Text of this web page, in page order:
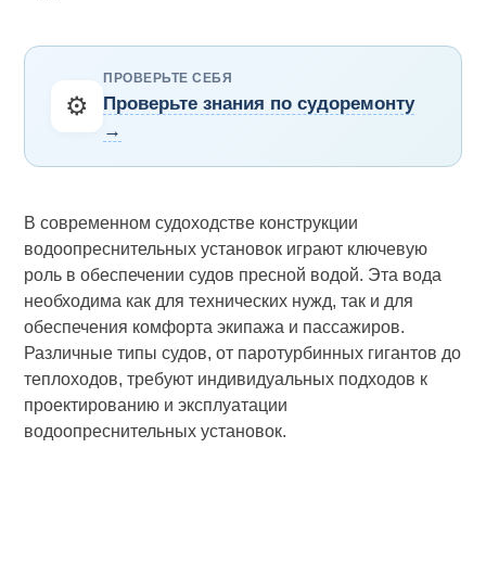
⚙️
ПРОВЕРЬТЕ СЕБЯ
Проверьте знания по судоремонту
→
В современном судоходстве конструкции
водоопреснительных установок играют ключевую
роль в обеспечении судов пресной водой. Эта вода
необходима как для технических нужд, так и для
обеспечения комфорта экипажа и пассажиров.
Различные типы судов, от паротурбинных гигантов до
теплоходов, требуют индивидуальных подходов к
проектированию и эксплуатации
водоопреснительных установок.